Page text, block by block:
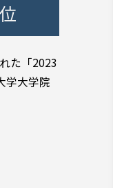
た「2023
学大学院